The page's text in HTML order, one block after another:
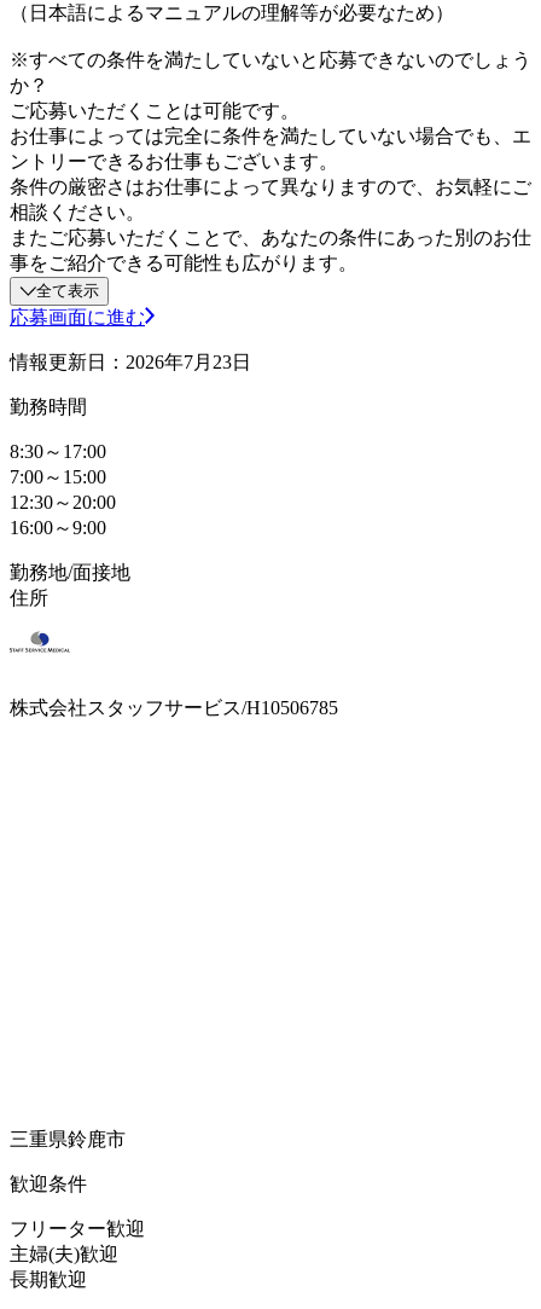
（日本語によるマニュアルの理解等が必要なため）
※すべての条件を満たしていないと応募できないのでしょう
か？
ご応募いただくことは可能です。
お仕事によっては完全に条件を満たしていない場合でも、エ
ントリーできるお仕事もございます。
条件の厳密さはお仕事によって異なりますので、お気軽にご
相談ください。
またご応募いただくことで、あなたの条件にあった別のお仕
事をご紹介できる可能性も広がります。
全て表示
応募画面に進む
情報更新日：2026年7月23日
勤務時間
8:30～17:00
7:00～15:00
12:30～20:00
16:00～9:00
勤務地/面接地
住所
株式会社スタッフサービス/H10506785
三重県鈴鹿市
歓迎条件
フリーター歓迎
主婦(夫)歓迎
長期歓迎